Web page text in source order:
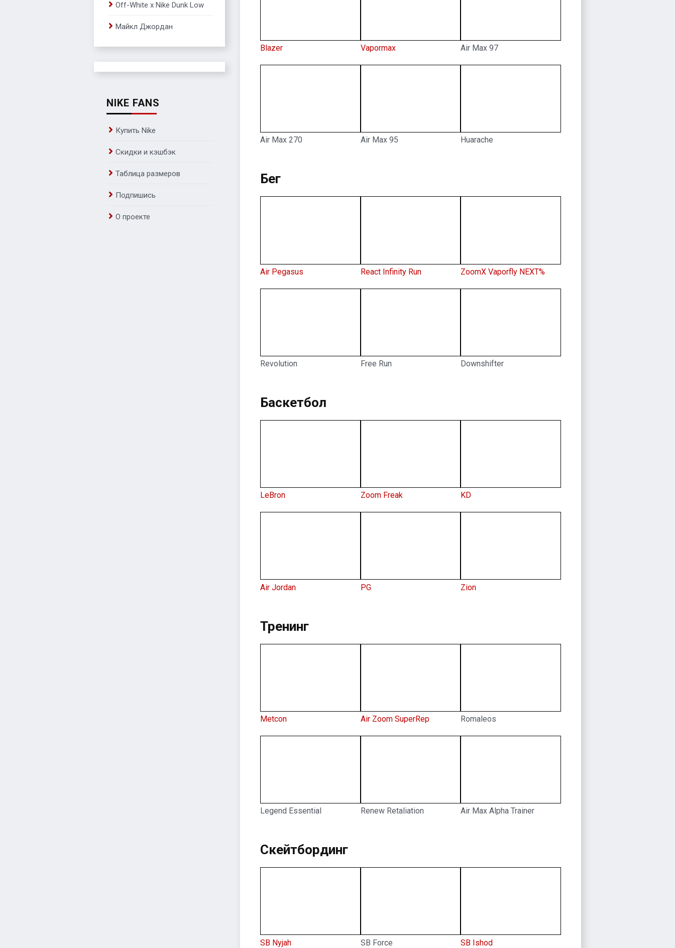
Blazer
Air Max 270
Vapormax
Air Max 95
Air Max 97
Huarache
Бег
Air Pegasus
Revolution
React Infinity Run
Free Run
ZoomX Vaporfly NEXT%
Downshifter
Баскетбол
LeBron
Air Jordan
Zoom Freak
PG
KD
Zion
Тренинг
Metcon
Legend Essential
Air Zoom SuperRep
Renew Retaliation
Romaleos
Air Max Alpha Trainer
Скейтбординг
SB Nyjah SB Force SB Ishod
Off-White x Nike Dunk Low
Майкл Джордан
NIKE FANS
Купить Nike
Скидки и кэшбэк
Таблица размеров
Подпишись
О проекте